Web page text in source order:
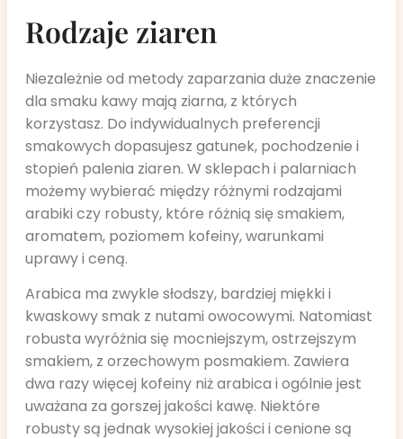
Rodzaje ziaren
Niezależnie od metody zaparzania duże znaczenie
dla smaku kawy mają ziarna, z których
korzystasz. Do indywidualnych preferencji
smakowych dopasujesz gatunek, pochodzenie i
stopień palenia ziaren. W sklepach i palarniach
możemy wybierać między różnymi rodzajami
arabiki czy robusty, które różnią się smakiem,
aromatem, poziomem kofeiny, warunkami
uprawy i ceną.
Arabica ma zwykle słodszy, bardziej miękki i
kwaskowy smak z nutami owocowymi. Natomiast
robusta wyróżnia się mocniejszym, ostrzejszym
smakiem, z orzechowym posmakiem. Zawiera
dwa razy więcej kofeiny niż arabica i ogólnie jest
uważana za gorszej jakości kawę. Niektóre
robusty są jednak wysokiej jakości i cenione są